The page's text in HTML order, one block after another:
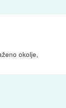
okolje,